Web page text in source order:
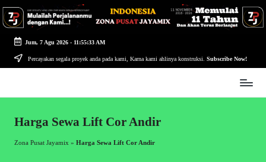
Skip
content
Jum, 7 Agu 2026- 11:55:34 AM
Percayakan segala proyek anda pada kami, Karna kami ahlinya konstruksi. Subscribe Now!
-
Ahlinya
Harga Sewa Lift Cor Andir
Zona Pusat Jayamix » Harga Sewa Lift Cor Andir